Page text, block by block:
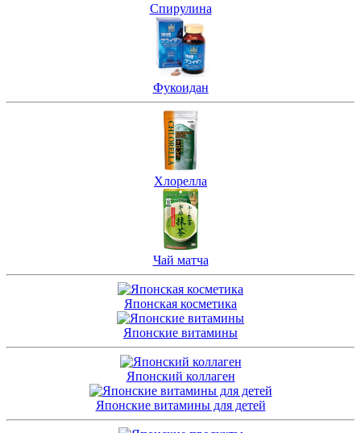
Спирулина
Фукоидан
Хлорелла
Чай матча
Японская косметика
Японские витамины
Японский коллаген
Японские витамины для детей